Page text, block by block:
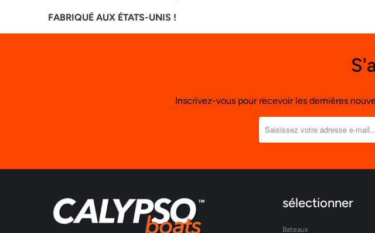
FABRIQUÉ AUX ÉTATS-UNIS !
Inscrivez-vous pour recevoir les dernières
sélectionner
Bateaux